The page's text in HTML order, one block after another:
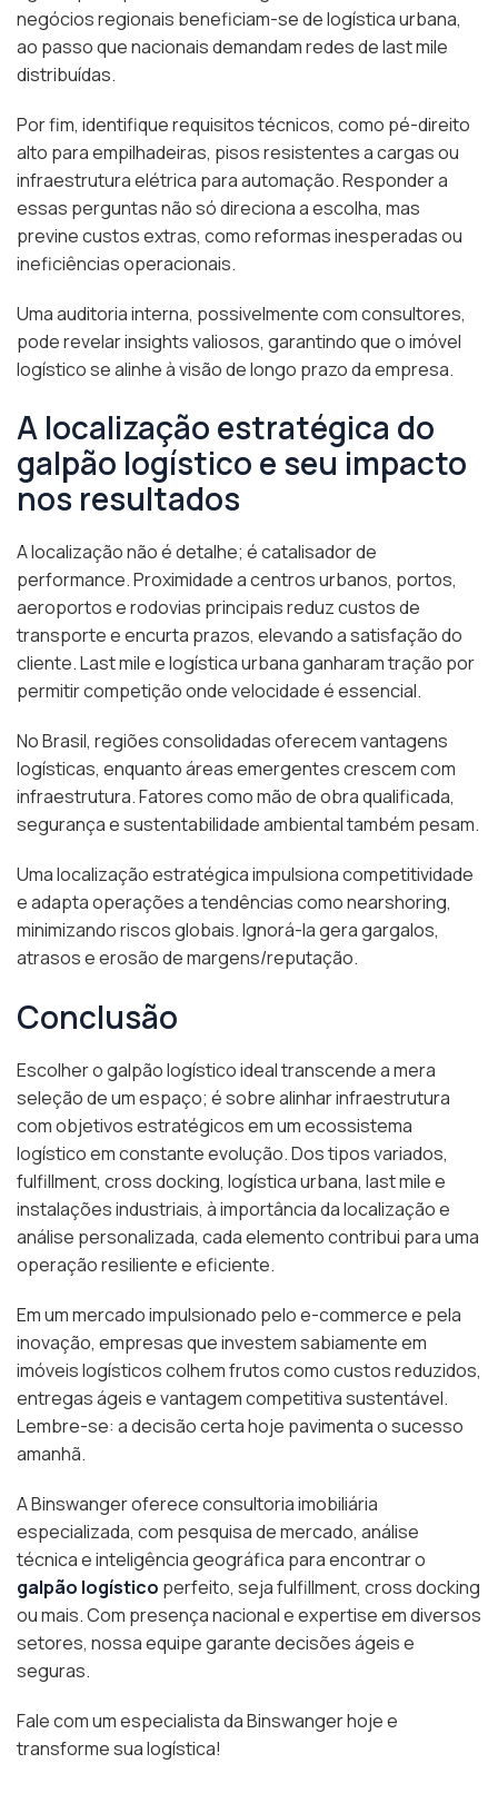
negócios regionais beneficiam-se de logística urbana,
ao passo que nacionais demandam redes de last mile
distribuídas.
Por fim, identifique requisitos técnicos, como pé-direito
alto para empilhadeiras, pisos resistentes a cargas ou
infraestrutura elétrica para automação. Responder a
essas perguntas não só direciona a escolha, mas
previne custos extras, como reformas inesperadas ou
ineficiências operacionais.
Uma auditoria interna, possivelmente com consultores,
pode revelar insights valiosos, garantindo que o imóvel
logístico se alinhe à visão de longo prazo da empresa.
A localização estratégica do
galpão logístico e seu impacto
nos resultados
A localização não é detalhe; é catalisador de
performance. Proximidade a centros urbanos, portos,
aeroportos e rodovias principais reduz custos de
transporte e encurta prazos, elevando a satisfação do
cliente. Last mile e logística urbana ganharam tração por
permitir competição onde velocidade é essencial.
No Brasil, regiões consolidadas oferecem vantagens
logísticas, enquanto áreas emergentes crescem com
infraestrutura. Fatores como mão de obra qualificada,
segurança e sustentabilidade ambiental também pesam.
Uma localização estratégica impulsiona competitividade
e adapta operações a tendências como nearshoring,
minimizando riscos globais. Ignorá-la gera gargalos,
atrasos e erosão de margens/reputação.
Conclusão
Escolher o galpão logístico ideal transcende a mera
seleção de um espaço; é sobre alinhar infraestrutura
com objetivos estratégicos em um ecossistema
logístico em constante evolução. Dos tipos variados,
fulfillment, cross docking, logística urbana, last mile e
instalações industriais, à importância da localização e
análise personalizada, cada elemento contribui para uma
operação resiliente e eficiente.
Em um mercado impulsionado pelo e-commerce e pela
inovação, empresas que investem sabiamente em
imóveis logísticos colhem frutos como custos reduzidos,
entregas ágeis e vantagem competitiva sustentável.
Lembre-se: a decisão certa hoje pavimenta o sucesso
amanhã.
A Binswanger oferece consultoria imobiliária
especializada, com pesquisa de mercado, análise
técnica e inteligência geográfica para encontrar o
galpão logístico perfeito, seja fulfillment, cross docking
ou mais. Com presença nacional e expertise em diversos
setores, nossa equipe garante decisões ágeis e
seguras.
Fale com um especialista da Binswanger hoje e
transforme sua logística!